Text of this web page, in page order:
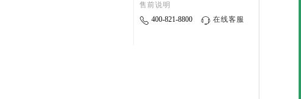
售前说明
400-821-8800
在线客服